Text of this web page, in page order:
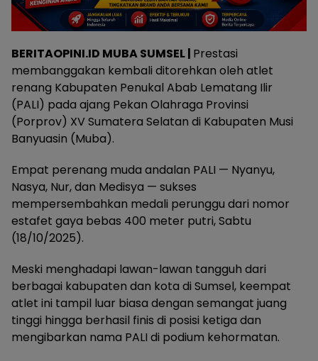
BERITAOPINI.ID MUBA SUMSEL | Prestasi
membanggakan kembali ditorehkan oleh atlet
renang Kabupaten Penukal Abab Lematang Ilir
(PALI) pada ajang Pekan Olahraga Provinsi
(Porprov) XV Sumatera Selatan di Kabupaten Musi
Banyuasin (Muba).
Empat perenang muda andalan PALI — Nyanyu,
Nasya, Nur, dan Medisya — sukses
mempersembahkan medali perunggu dari nomor
estafet gaya bebas 400 meter putri, Sabtu
(18/10/2025).
Meski menghadapi lawan-lawan tangguh dari
berbagai kabupaten dan kota di Sumsel, keempat
atlet ini tampil luar biasa dengan semangat juang
tinggi hingga berhasil finis di posisi ketiga dan
mengibarkan nama PALI di podium kehormatan.